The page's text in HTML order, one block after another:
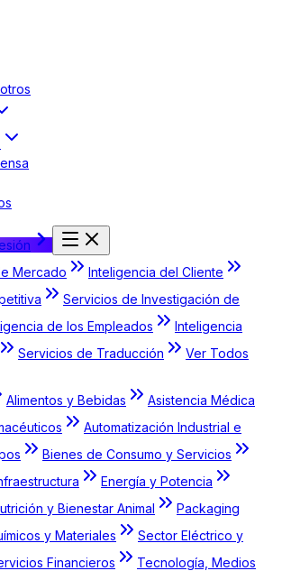
Mercado
Inteligencia del Cliente
Servicios de Investigación de
de los Empleados
Inteligencia
Servicios de Traducción
Ver Todos
Alimentos y Bebidas
Asistencia Médica
Automatización Industrial e
Bienes de Consumo y Servicios
Energía y Potencia
y Bienestar Animal
Packaging
y Materiales
Sector Eléctrico y
Financieros
Tecnología, Medios